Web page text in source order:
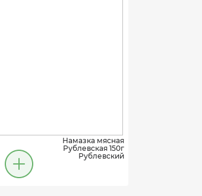
Намазка мясная
Рублевская 150г
Рублевский